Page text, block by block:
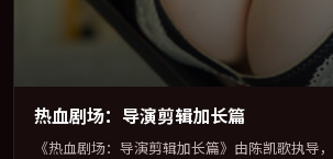
热血剧场：导演剪辑加长篇
《热血剧场：导演剪辑加长篇》由陈凯歌执导